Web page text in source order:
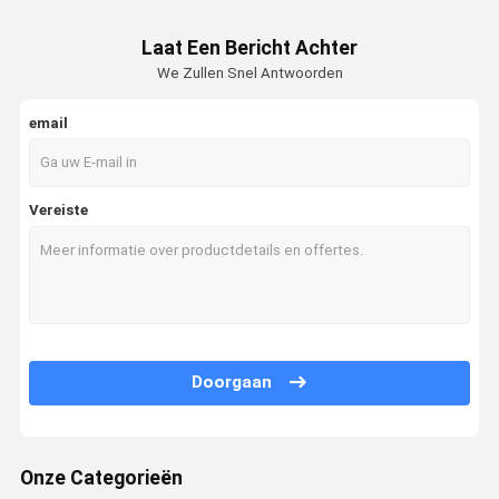
Laat Een Bericht Achter
We Zullen Snel Antwoorden
email
Vereiste
Doorgaan
Onze Categorieën